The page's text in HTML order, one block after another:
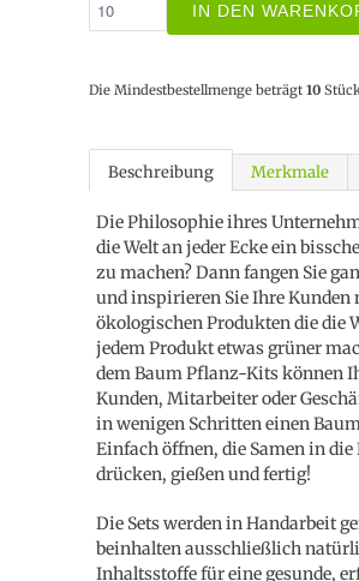
IN DEN
Die Mindestbestellmenge beträgt 10
Beschreibung Merkmale
Die Philosophie ihres
die Welt an jeder Ecke ein
zu machen? Dann fangen Sie
und inspirieren Sie Ihre Kunden
ökologischen Produkten die die
jedem Produkt etwas grüner
dem Baum Pflanz-Kits können
Kunden, Mitarbeiter oder
in wenigen Schritten einen
Einfach öffnen, die Samen in die
drücken, gießen und fertig!
Die Sets werden in Handarbeit
beinhalten ausschließlich
Inhaltsstoffe für eine gesunde,